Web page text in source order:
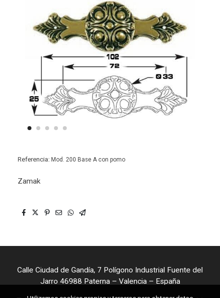
Referencia: Mod. 200 Base A con pomo
Zamak
Calle Ciudad de Gandía, 7 Polígono Industrial Fuente del
Jarro 46988 Paterna – Valencia – España